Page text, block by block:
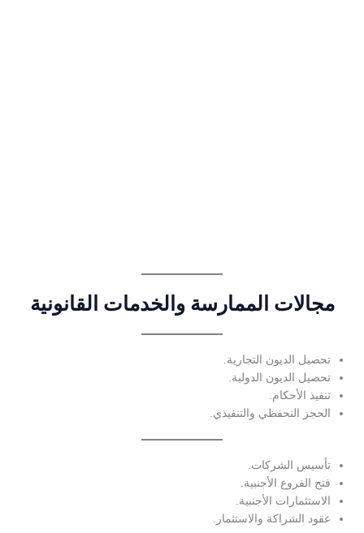
مجالات الممارسة والخدمات القانونية
تحصيل الديون التجارية.
تحصيل الديون الدولية.
تنفيذ الأحكام.
الحجز التحفظي والتنفيذي.
تأسيس الشركات.
فتح الفروع الأجنبية.
الاستثمارات الأجنبية.
عقود الشراكة والاستثمار.